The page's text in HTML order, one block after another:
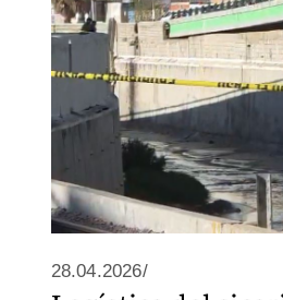
28.04.2026/